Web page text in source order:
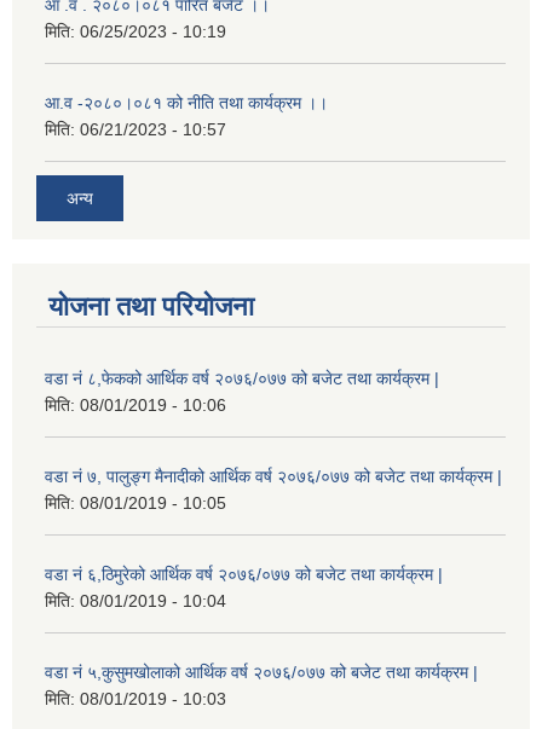
आ .व . २०८०।०८१ पारित बजेट ।।
मिति: 06/25/2023 - 10:19
आ.व -२०८०।०८१ को नीति तथा कार्यक्रम ।।
मिति: 06/21/2023 - 10:57
अन्य
योजना तथा परियोजना
वडा नं ८,फेकको आर्थिक वर्ष २०७६/०७७ को बजेट तथा कार्यक्रम |
मिति: 08/01/2019 - 10:06
वडा नं ७, पालुङ्ग मैनादीको आर्थिक वर्ष २०७६/०७७ को बजेट तथा कार्यक्रम |
मिति: 08/01/2019 - 10:05
वडा नं ६,ठिमुरेको आर्थिक वर्ष २०७६/०७७ को बजेट तथा कार्यक्रम |
मिति: 08/01/2019 - 10:04
वडा नं ५,कुसुमखोलाको आर्थिक वर्ष २०७६/०७७ को बजेट तथा कार्यक्रम |
मिति: 08/01/2019 - 10:03